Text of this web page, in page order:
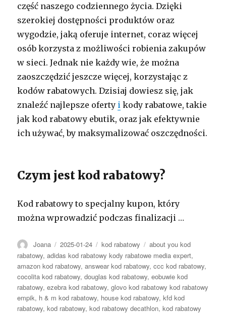
część naszego codziennego życia. Dzięki
szerokiej dostępności produktów oraz
wygodzie, jaką oferuje internet, coraz więcej
osób korzysta z możliwości robienia zakupów
w sieci. Jednak nie każdy wie, że można
zaoszczędzić jeszcze więcej, korzystając z
kodów rabatowych. Dzisiaj dowiesz się, jak
znaleźć najlepsze oferty i kody rabatowe, takie
jak kod rabatowy ebutik, oraz jak efektywnie
ich używać, by maksymalizować oszczędności.
Czym jest kod rabatowy?
Kod rabatowy to specjalny kupon, który
można wprowadzić podczas finalizacji …
Autor
Joana Opublikowano
2025-01-24 Kategorie
kod rabatowy Tagi
about you kod
rabatowy,adidas kod rabatowy kody rabatowe media expert,
amazon kod rabatowy,answear kod rabatowy,ccc kod rabatowy,
cocolita kod rabatowy,douglas kod rabatowy,eobuwie kod
rabatowy,ezebra kod rabatowy,glovo kod rabatowy kod rabatowy
empik, h & m kod rabatowy, house kod rabatowy,kfd kod
rabatowy,kod rabatowy,kod rabatowy decathlon,kod rabatowy